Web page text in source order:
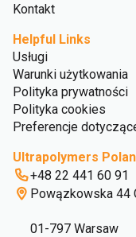
Kontakt
Helpful Links
Usługi
Warunki użytkowania
Polityka prywatności
Polityka cookies
Preferencje
Ultrapolymers
+48 22 441 60 91
Powązkowska 44
01-797 Warsaw